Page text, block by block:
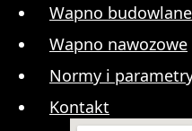
Wapno
Wapno nawozowe
Normy i
Kontakt